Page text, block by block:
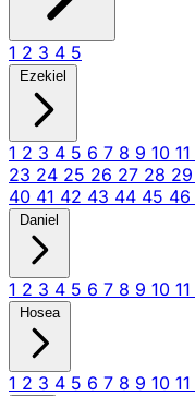
1 2 3 4 5
Ezekiel
1 2 3 4 5 6 7 8 9 10 11
23 24 25 26 27 28 29
40 41 42 43 44 45 46
Daniel
1 2 3 4 5 6 7 8 9 10 11
Hosea
1 2 3 4 5 6 7 8 9 10 11